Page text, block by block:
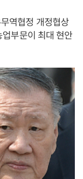
역협정 개정협상
부문이 최대 현안